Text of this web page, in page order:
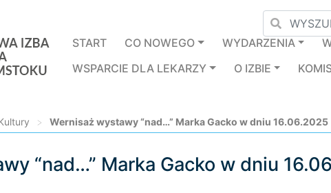
START
CO NOWEGO WYDARZENIA
WSPARCIE DLA LEKARZY
O IZBIE
> Wernisaż wystawy “nad…” Marka Gacko w dniu 16.06.2025
“nad…” Marka Gacko w dniu